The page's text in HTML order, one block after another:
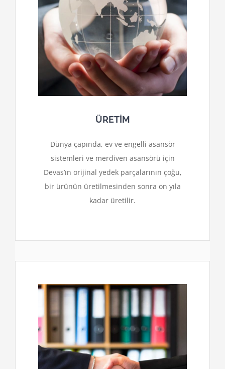
ÜRETİM
Dünya çapında, ev ve engelli asansör
sistemleri ve merdiven asansörü için
Devas’ın orijinal yedek parçalarının çoğu,
bir ürünün üretilmesinden sonra on yıla
kadar üretilir.